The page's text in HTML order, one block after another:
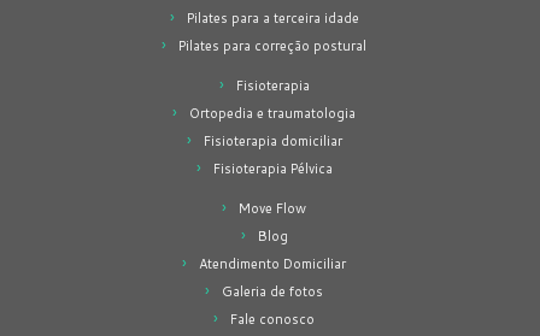
Pilates para a terceira idade
Pilates para correção postural
Fisioterapia
Ortopedia e traumatologia
Fisioterapia domiciliar
Fisioterapia Pélvica
Move Flow
Blog
Atendimento Domiciliar
Galeria de fotos
Fale conosco